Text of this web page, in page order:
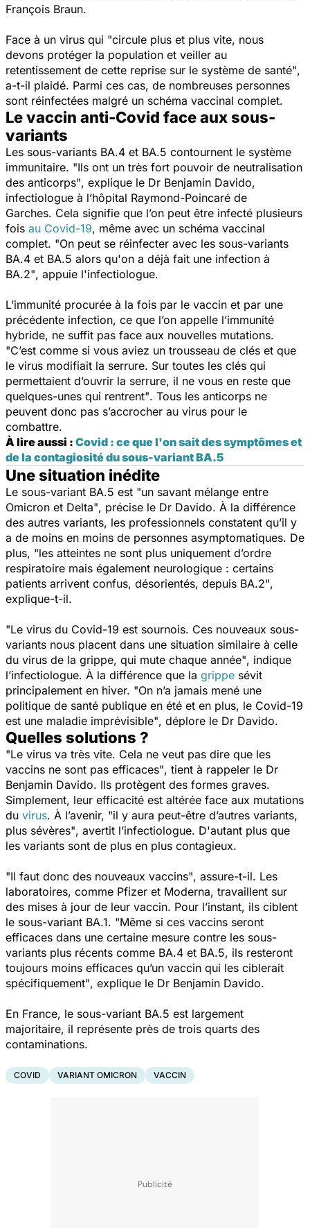
François Braun.
Face à un virus qui "circule plus et plus vite, nous
devons protéger la population et veiller au
retentissement de cette reprise sur le système de santé",
a-t-il plaidé. Parmi ces cas, de nombreuses personnes
sont réinfectées malgré un schéma vaccinal complet.
Le vaccin anti-Covid face aux sous-
variants
Les sous-variants BA.4 et BA.5 contournent le système
immunitaire. "Ils ont un très fort pouvoir de neutralisation
des anticorps", explique le Dr Benjamin Davido,
infectiologue à l’hôpital Raymond-Poincaré de
Garches. Cela signifie que l’on peut être infecté plusieurs
fois au Covid-19, même avec un schéma vaccinal
complet. "On peut se réinfecter avec les sous-variants
BA.4 et BA.5 alors qu'on a déjà fait une infection à
BA.2", appuie l'infectiologue.
L’immunité procurée à la fois par le vaccin et par une
précédente infection, ce que l’on appelle l’immunité
hybride, ne suffit pas face aux nouvelles mutations.
"C’est comme si vous aviez un trousseau de clés et que
le virus modifiait la serrure. Sur toutes les clés qui
permettaient d’ouvrir la serrure, il ne vous en reste que
quelques-unes qui rentrent". Tous les anticorps ne
peuvent donc pas s’accrocher au virus pour le
combattre.
À lire aussi : Covid : ce que l'on sait des symptômes et
de la contagiosité du sous-variant BA.5
Une situation inédite
Le sous-variant BA.5 est "un savant mélange entre
Omicron et Delta", précise le Dr Davido. À la différence
des autres variants, les professionnels constatent qu’il y
a de moins en moins de personnes asymptomatiques. De
plus, "les atteintes ne sont plus uniquement d’ordre
respiratoire mais également neurologique : certains
patients arrivent confus, désorientés, depuis BA.2",
explique-t-il.
"Le virus du Covid-19 est sournois. Ces nouveaux sous-
variants nous placent dans une situation similaire à celle
du virus de la grippe, qui mute chaque année", indique
l’infectiologue. À la différence que la grippe sévit
principalement en hiver. "On n’a jamais mené une
politique de santé publique en été et en plus, le Covid-19
est une maladie imprévisible", déplore le Dr Davido.
Quelles solutions ?
"Le virus va très vite. Cela ne veut pas dire que les
vaccins ne sont pas efficaces", tient à rappeler le Dr
Benjamin Davido. Ils protègent des formes graves.
Simplement, leur efficacité est altérée face aux mutations
du virus. À l’avenir, "il y aura peut-être d’autres variants,
plus sévères", avertit l’infectiologue. D'autant plus que
les variants sont de plus en plus contagieux.
"Il faut donc des nouveaux vaccins", assure-t-il. Les
laboratoires, comme Pfizer et Moderna, travaillent sur
des mises à jour de leur vaccin. Pour l’instant, ils ciblent
le sous-variant BA.1. "Même si ces vaccins seront
efficaces dans une certaine mesure contre les sous-
variants plus récents comme BA.4 et BA.5, ils resteront
toujours moins efficaces qu’un vaccin qui les ciblerait
spécifiquement", explique le Dr Benjamin Davido.
En France, le sous-variant BA.5 est largement
majoritaire, il représente près de trois quarts des
contaminations.
COVID VARIANT OMICRON VACCIN